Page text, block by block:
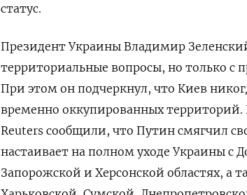
статус.
Президент Украины Владимир
территориальные вопросы, но только
При этом он подчеркнул, что Киев
временно оккупированных
Reuters сообщили, что Путин смягчил
настаивает на полном уходе Украины с
Запорожской и Херсонской областях, а